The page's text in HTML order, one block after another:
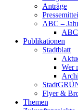
Anträge
ABC –
Publikationen
Stadtblatt
Wer
Flyer &
Themen